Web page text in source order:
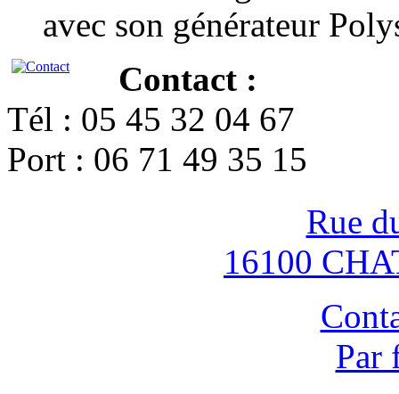
avec son générateur
Contact :
Tél : 05 45 32 04 67
Port : 06 71 49 35 15
Rue
16100
Par